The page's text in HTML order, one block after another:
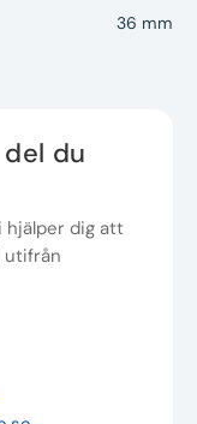
36 mm
du
hjälper dig att
utifrån